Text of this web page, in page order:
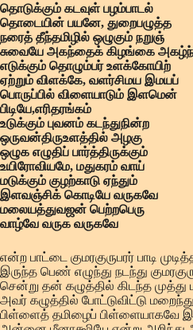
தொடுக்கும் கடவுள் பழம்பாடல்
தொடையின் பயனே, துறைபழுத்த
நரைத் தீந்தமிழில் ஒழுகும் நறுஞ்
சுவையே அகந்தைக் கிழங்கை
எடுக்கும் தொழும்பர் உளக்கோயிற்
ஏற்றும் விளக்கே, வளர்சிமய இமயப்
பொருப்பில் விளையாடும் இளமென்
பிடியே,எரிதரங்கம்
உடுக்கும் புவனம் கடந்துநின்ற
ஒருவன்திருஉளத்தில் அழகு
ஒழுக எழுதிப் பார்த்திருக்கும்
உயிரோவியமே, மதுகரம் வாய்
மடுக்கும் குழற்காடு ஏந்தும்
இளவஞ்சிக் கொடியே வருகவே
மலையத்துவஜன் பெற்றபெரு
வாழ்வே வருக வருகவே
என்ற பாட்டை குமரகுருபரர் பாடி
இருந்த பெண் எழுந்து நடந்து
சென்று தன் கழுத்தில் கிடந்த
அவர் கழுத்தில் போட்டுவிட்டு
பிள்ளைத் தமிழைப் பிள்ளையாகவே